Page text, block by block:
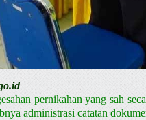
pernikahan yang sah
administrasi catatan